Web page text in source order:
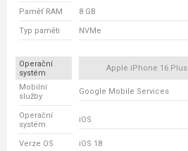
Paměť RAM 8 GB
Typ paměti NVMe
Operační
systém
Apple iPhone 16 Plus
Mobilní
služby
Google Mobile Services
Operační
systém
iOS
Verze OS iOS 18